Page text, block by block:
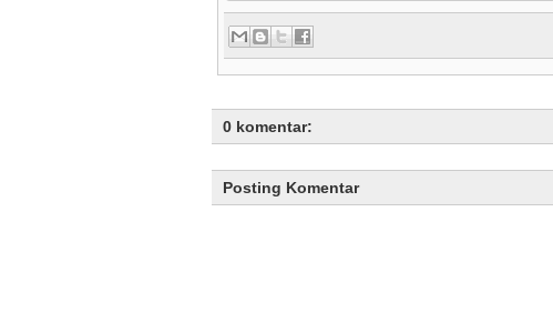
0 komentar:
Posting Komentar